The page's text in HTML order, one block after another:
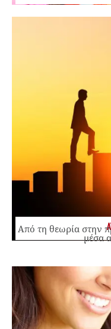
Από τη θεωρία στην
μέσα